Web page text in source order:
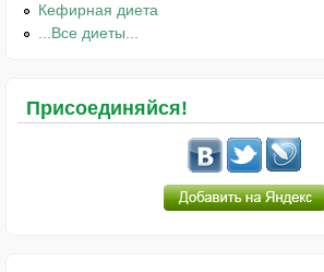
Кефирная диета
...Все диеты...
Присоединяйся!